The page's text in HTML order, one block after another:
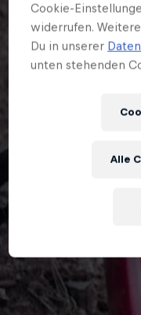
Cookie-
widerrufen.
Du in unserer
unten stehenden
Alle